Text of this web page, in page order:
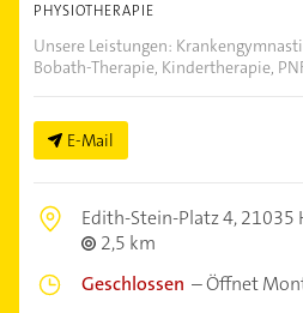
PHYSIOTHERAPIE
Unsere Leistungen:
Bobath-Therapie, Kindertherapie,
E-Mail
Edith-Stein-Platz 4,21035
2,5 km
Geschlossen –Öffnet